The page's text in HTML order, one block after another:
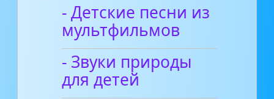
- Детские песни из
мультфильмов
- Звуки природы
для детей